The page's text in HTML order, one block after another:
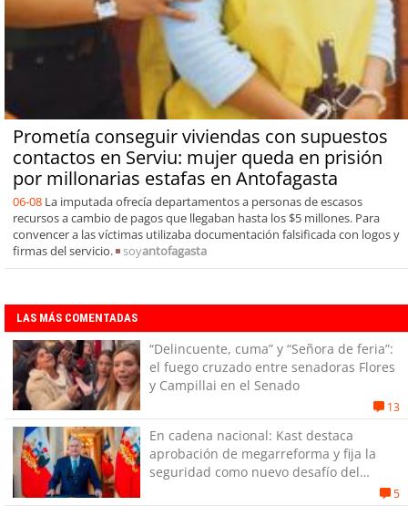
Prometía conseguir viviendas con supuestos
contactos en Serviu: mujer queda en prisión
por millonarias estafas en Antofagasta
06-08 La imputada ofrecía departamentos a personas de escasos
recursos a cambio de pagos que llegaban hasta los $5 millones. Para
convencer a las víctimas utilizaba documentación falsificada con logos y
firmas del servicio.
soyantofagasta
LAS MÁS COMENTADAS
“Delincuente, cuma” y “Señora de feria”:
el fuego cruzado entre senadoras Flores
y Campillai en el Senado
13
En cadena nacional: Kast destaca
aprobación de megarreforma y fija la
seguridad como nuevo desafío del
5